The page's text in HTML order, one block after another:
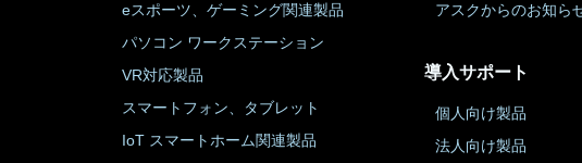
eスポーツ、ゲーミング関連製品
パソコン ワークステーション
VR対応製品
スマートフォン、タブレット
IoT スマートホーム関連製品
アスクからのお知ら
導入サポート
個人向け製品
法人向け製品